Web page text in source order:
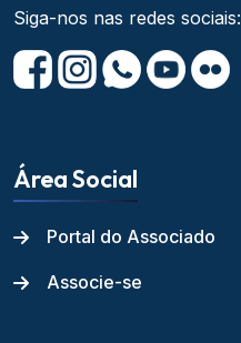
Siga-nos nas redes sociais:
Área Social
Portal do Associado
Associe-se